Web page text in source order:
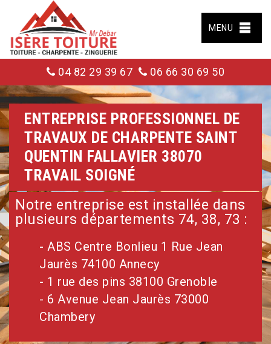
MENU
04 82 29 39 67 06 66 30 69 50
ENTREPRISE PROFESSIONNEL DE
TRAVAUX DE CHARPENTE SAINT
QUENTIN FALLAVIER 38070
TRAVAIL SOIGNÉ
Notre entreprise est installée dans
plusieurs départements 74, 38, 73 :
- ABS Centre Bonlieu 1 Rue Jean
Jaurès 74100 Annecy
- 1 rue des pins 38100 Grenoble
- 6 Avenue Jean Jaurès 73000
Chambery